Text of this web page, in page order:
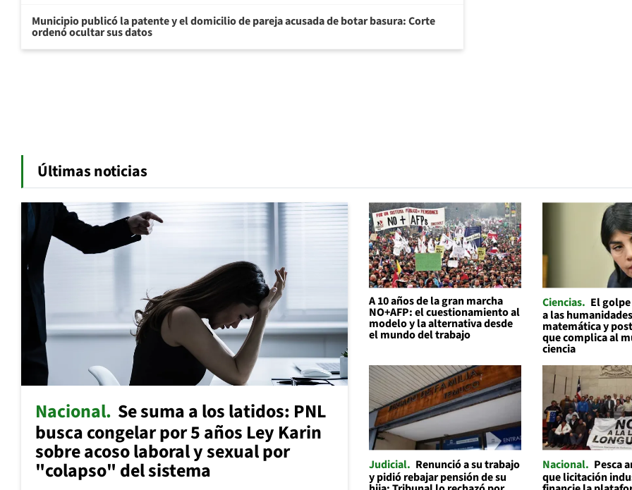
Municipio publicó la patente y el domicilio de pareja acusada de botar basura: Corte
ordenó ocultar sus datos
Últimas noticias
Nacional Se suma a los latidos: PNL
busca congelar por 5 años Ley Karin
sobre acoso laboral y sexual por
"colapso" del sistema
A 10 años de la gran marcha
NO+AFP: el cuestionamiento al
modelo y la alternativa desde
el mundo del trabajo
Ciencias El
a las
matemática y
que complica al
ciencia
Judicial
Renunció a su trabajo
y pidió rebajar pensión de su
Nacional Pesca
que licitación